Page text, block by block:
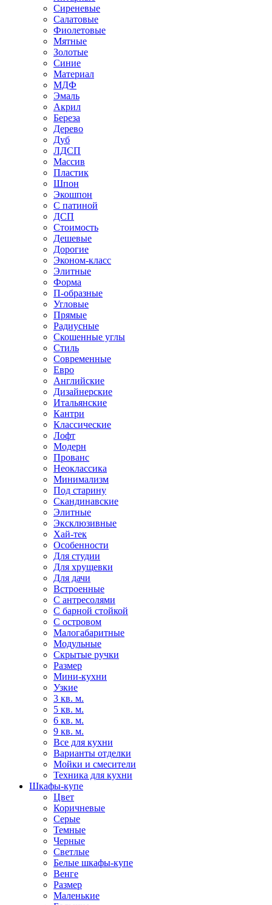
Сиреневые
Салатовые
Фиолетовые
Мятные
Золотые
Синие
Материал
МДФ
Эмаль
Акрил
Береза
Дерево
Дуб
ЛДСП
Массив
Пластик
Шпон
Экошпон
С патиной
ДСП
Стоимость
Дешевые
Дорогие
Эконом-класс
Элитные
Форма
П-образные
Угловые
Прямые
Радиусные
Скошенные углы
Стиль
Современные
Евро
Английские
Дизайнерские
Итальянские
Кантри
Классические
Лофт
Модерн
Прованс
Неоклассика
Минимализм
Под старину
Скандинавские
Элитные
Эксклюзивные
Хай-тек
Особенности
Для студии
Для хрущевки
Для дачи
Встроенные
С антресолями
С барной стойкой
С островом
Малогабаритные
Модульные
Скрытые ручки
Размер
Мини-кухни
Узкие
3 кв. м.
5 кв. м.
6 кв. м.
9 кв. м.
Все для кухни
Варианты отделки
Мойки и смесители
Техника для кухни
Шкафы-купе
Цвет
Коричневые
Серые
Темные
Черные
Светлые
Белые шкафы-купе
Венге
Размер
Маленькие